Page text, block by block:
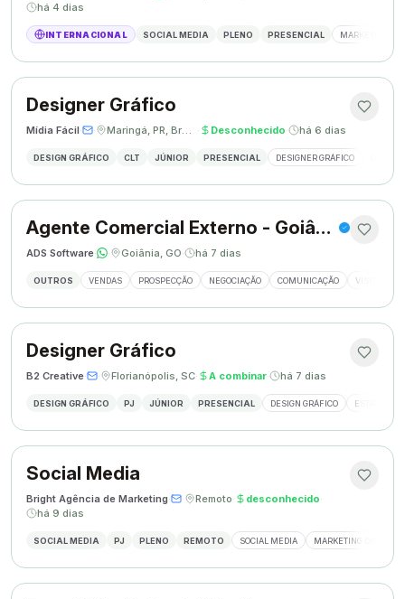
há 4 dias
INTERNACIONAL SOCIAL MEDIA PLENO PRESENCIAL MARKETING
Designer Gráfico
Mídia Fácil· · Maringá, PR, Brasil · Desconhecido· há 6 dias
DESIGN GRÁFICO CLT JÚNIOR PRESENCIAL DESIGNER GRÁFICO
Agente Comercial Externo - Goiânia
ADS Software· · Goiânia, GO· há 7 dias
OUTROS VENDAS PROSPECÇÃO NEGOCIAÇÃO COMUNICAÇÃO VISITAS
Designer Gráfico
B2 Creative· · Florianópolis, SC· A combinar· há 7 dias
DESIGN GRÁFICO PJ JÚNIOR PRESENCIAL DESIGN GRÁFICO ESTÁGIO
Social Media
Bright Agência de Marketing· · Remoto· desconhecido·
há 9 dias
SOCIAL MEDIA PJ PLENO REMOTO SOCIAL MEDIA MARKETING DIGITAL